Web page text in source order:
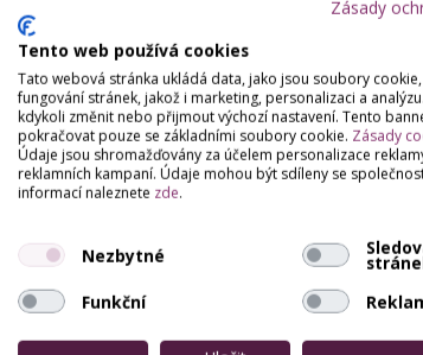
Zásady
Tento web používá cookies
Tato webová stránka ukládá data, jako jsou soubory
fungování stránek, jakož i marketing, personalizaci a
kdykoli změnit nebo přijmout výchozí nastavení. Tento
pokračovat pouze se základními soubory cookie. Zásady
Údaje jsou shromažďovány za účelem personalizace
reklamních kampaní. Údaje mohou být sdíleny se
informací naleznete zde.
Nezbytné
Funkční